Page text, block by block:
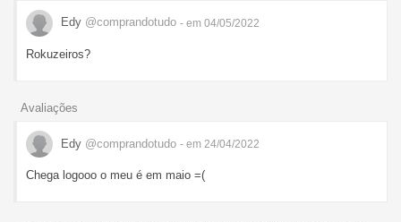
Edy @comprandotudo - em 04/05/2022
Rokuzeiros?
Avaliações
Edy @comprandotudo - em 24/04/2022
Chega logooo o meu é em maio =(